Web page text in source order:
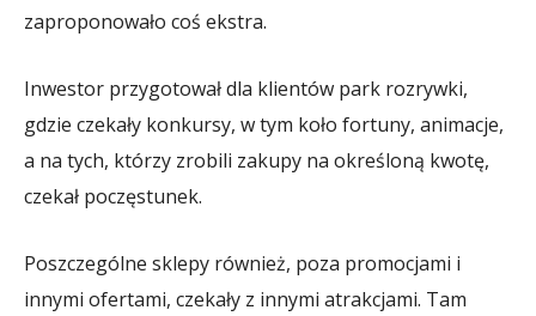
zaproponowało coś ekstra.
Inwestor przygotował dla klientów park rozrywki,
gdzie czekały konkursy, w tym koło fortuny, animacje,
a na tych, którzy zrobili zakupy na określoną kwotę,
czekał poczęstunek.
Poszczególne sklepy również, poza promocjami i
innymi ofertami, czekały z innymi atrakcjami. Tam